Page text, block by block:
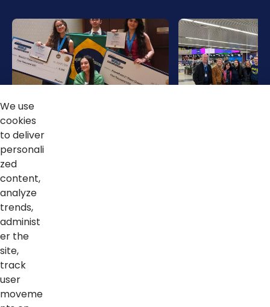
04/08/2026
Sesi Paraná conquista
dois vice-campeonatos
Championship 2026
We use
cookies
to deliver
personali
zed
content,
analyze
trends,
administ
er the
site,
track
user
moveme